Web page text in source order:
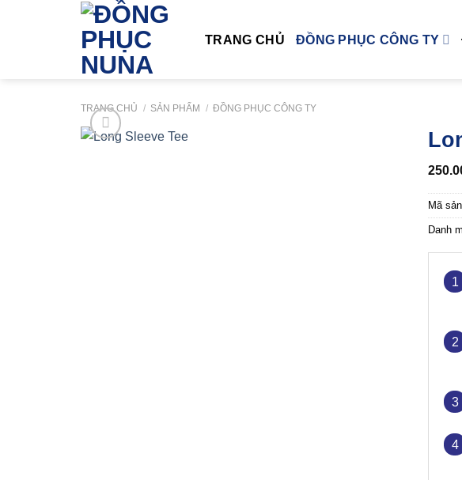
TRANG CHỦ ĐỒNG PHỤC CÔNG TY
TRANG CHỦ / SẢN PHẨM / ĐỒNG PHỤC CÔNG TY
Mã
Danh
1
2
3
4